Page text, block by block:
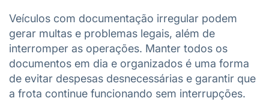
Veículos com documentação irregular podem
gerar multas e problemas legais, além de
interromper as operações. Manter todos os
documentos em dia e organizados é uma forma
de evitar despesas desnecessárias e garantir que
a frota continue funcionando sem interrupções.